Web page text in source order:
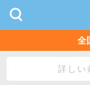
北海
toggle
navigation
全
詳しい